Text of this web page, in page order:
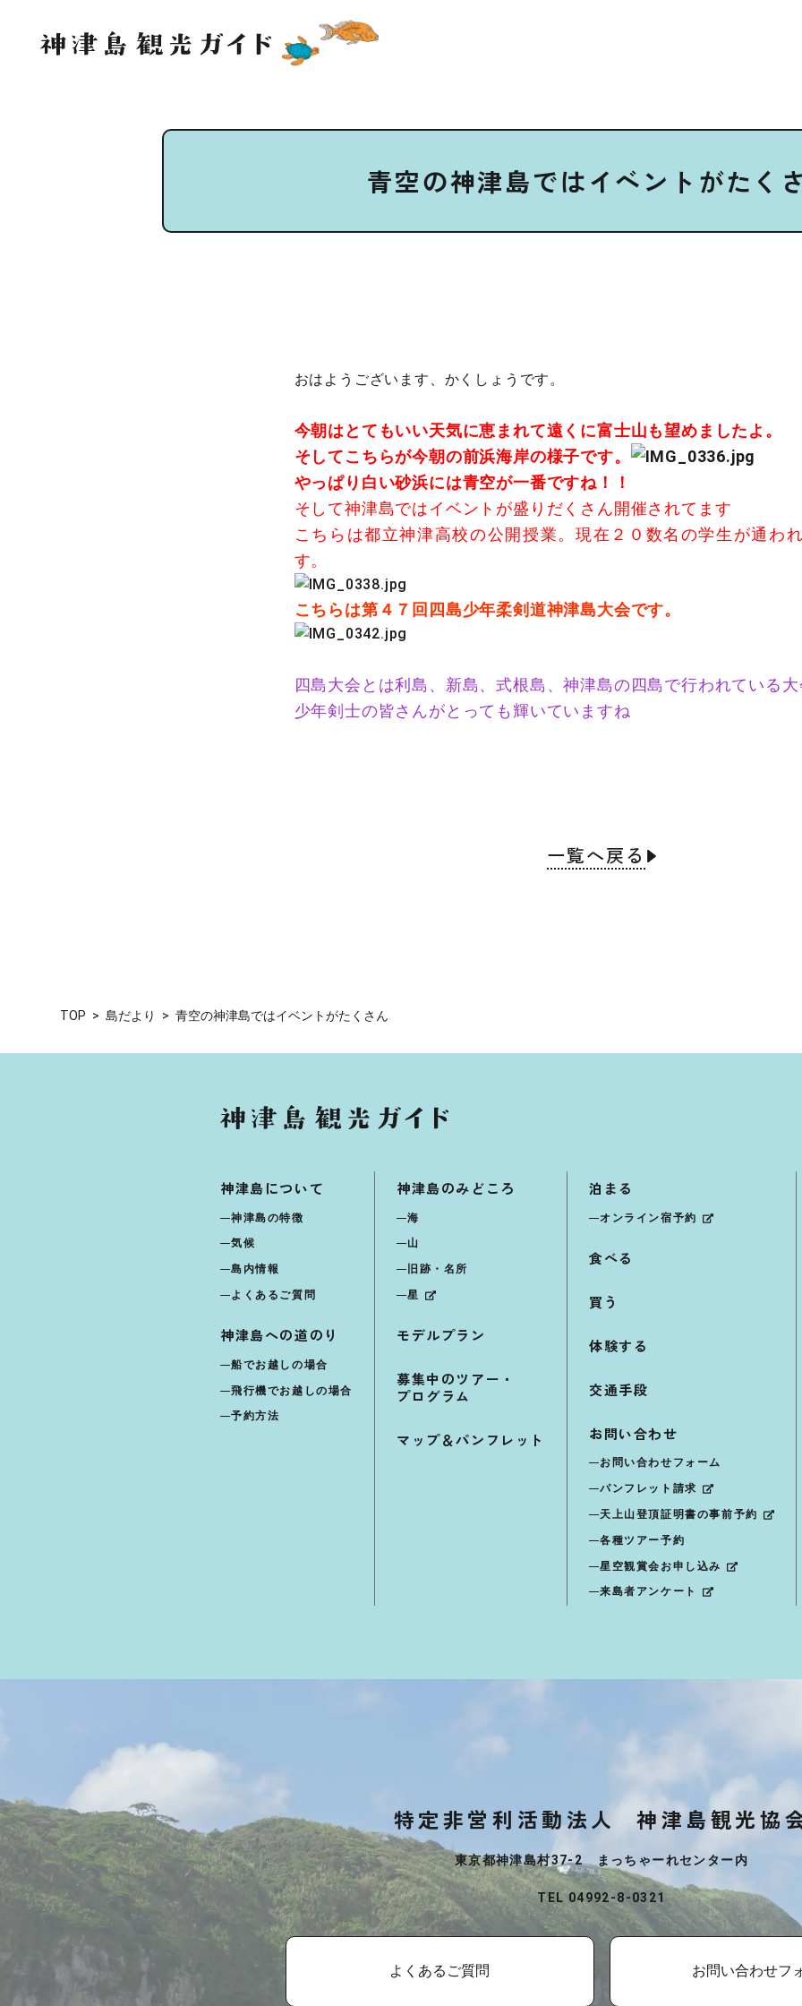
青空の神津島ではイベントがたく
おはようございます、かくしょうです。
今朝はとてもいい天気に恵まれて遠くに富士山も望めましたよ。
そしてこちらが今朝の前浜海岸の様子です。
やっぱり白い砂浜には青空が一番ですね！！
そして神津島ではイベントが盛りだくさん開催されてます
こちらは都立神津高校の公開授業。現在２０数名の学生が通わ
す。
こちらは第４７回四島少年柔剣道神津島大会です。
四島大会とは利島、新島、式根島、神津島の四島で行われている
少年剣士の皆さんがとっても輝いていますね
一覧へ戻る
TOP 島だより 青空の神津島ではイベントがたくさん
神津島について
神津島の特徴
気候
島内情報
よくあるご質問
神津島への道のり
船でお越しの場合
飛行機でお越しの場合
予約方法
神津島のみどころ
海
山
旧跡・名所
星
モデルプラン
募集中のツアー・
プログラム
マップ＆パンフレット
泊まる
オンライン宿予約
食べる
買う
体験する
交通手段
お問い合わせ
お問い合わせフォーム
パンフレット請求
天上山登頂証明書の事前予約
各種ツアー予約
星空観賞会お申し込み
来島者アンケート
特定非営利活動法人 神津島観光協
東京都神津島村37-2 まっちゃーれセンター内
TEL 04992-8-0321
よくあるご質問 お問い合わせフ